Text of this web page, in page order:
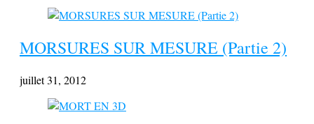
MORSURES SUR MESURE (Partie 2)
juillet 31, 2012